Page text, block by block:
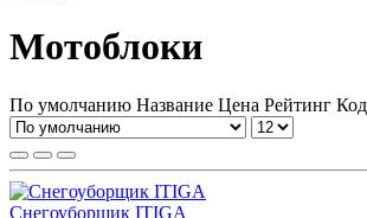
Мотоблоки
По умолчанию Название Цена Рейтинг
Снегоуборщик ITIGA